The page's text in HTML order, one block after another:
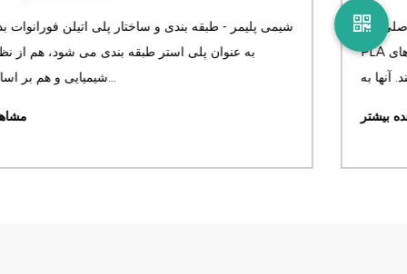
شیمی
علم مواد - پلیمرهای مبتنی بر زیست تفاوت اصلی بین PEF و
PLA این است که آنها به هیچ وجه از خانواده پلی استرهای